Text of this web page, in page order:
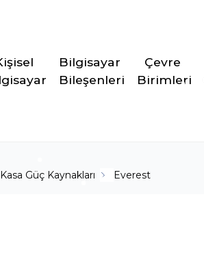
Bilgisayar
Bileşenleri
Çevre
Birimleri
Kasa Güç Kaynakları Everest